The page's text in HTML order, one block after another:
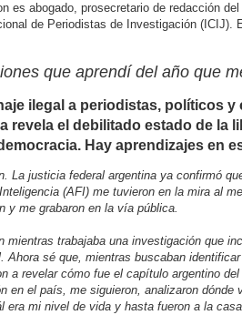
es abogado, prosecretario de redacción del
de Periodistas de Investigación (ICIJ).
que aprendí del año que
ilegal a periodistas, políticos
revela el debilitado estado de la
Hay aprendizajes en
La justicia federal argentina ya confirmó
(AFI) me tuvieron en la mira al
y me grabaron en la vía pública.
mientras trabajaba una investigación que
Ahora sé que, mientras buscaban
a revelar cómo fue el capítulo argentino
en el país, me siguieron, analizaron dónde
era mi nivel de vida y hasta fueron a la